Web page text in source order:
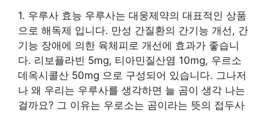
1. 우루사 효능 우루사는 대웅제약의 대표적인 상품
으로 해독제 입니다. 만성 간질환의 간기능 개선, 간
기능 장애에 의한 육체피로 개선에 효과가 좋습니
다. 리보플라빈 5mg, 티아민질산염 10mg, 우르소
데옥시콜산 50mg 으로 구성되어 있습니다. 그나저
나 왜 우리는 우루사를 생각하면 늘 곰이 생각 나는
걸까요? 그 이유는 우로소는 곰이라는 뜻의 접두사